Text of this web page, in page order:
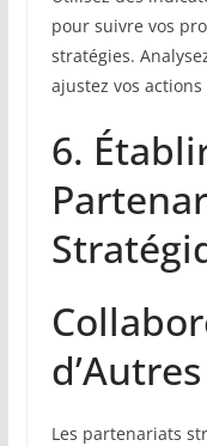
pour suivre vos
stratégies.
ajustez vos
6.
Les partenariats